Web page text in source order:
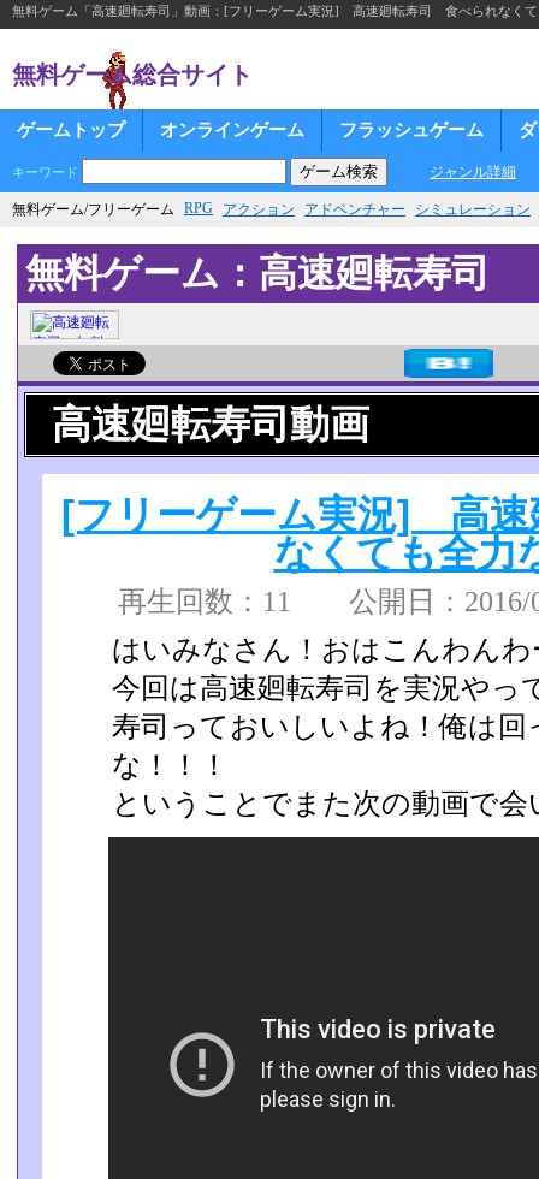
無料ゲーム「高速廻転寿司」動画：[フリーゲーム実況] 高速廻転寿司 食べられなくて
無料ゲーム総合サイト
ゲームトップ オンラインゲーム フラッシュゲーム
キーワード ジャンル詳細
無料ゲーム/フリーゲーム RPG アクション アドベンチャー シミュレーション
無料ゲーム：高速廻転寿司
高速廻転寿司動画
[フリーゲーム実況] 高
なくても全力
再生回数：11 公開日：2016/
はいみなさん！おはこんわんわ
今回は高速廻転寿司を実況やっ
寿司っておいしいよね！俺は
な！！！
ということでまた次の動画で